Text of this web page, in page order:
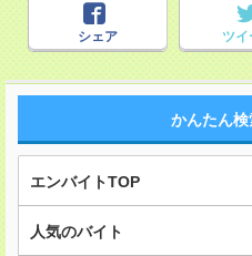
シェア ツイ
かんたん
エンバイトTOP
人気のバイト